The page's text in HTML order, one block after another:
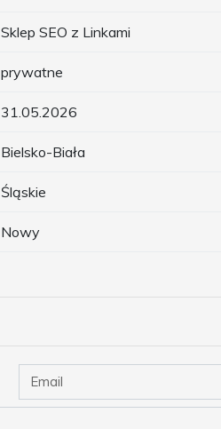
Sklep SEO z Linkami
prywatne
31.05.2026
Bielsko-Biała
Śląskie
Nowy